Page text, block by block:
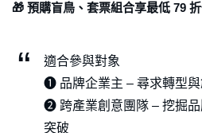
🎁 預購盲鳥、套票組合享最低 79
適合參與對象
❶ 品牌企業主 – 尋求轉型
❷ 跨產業創意團隊 – 挖掘
突破